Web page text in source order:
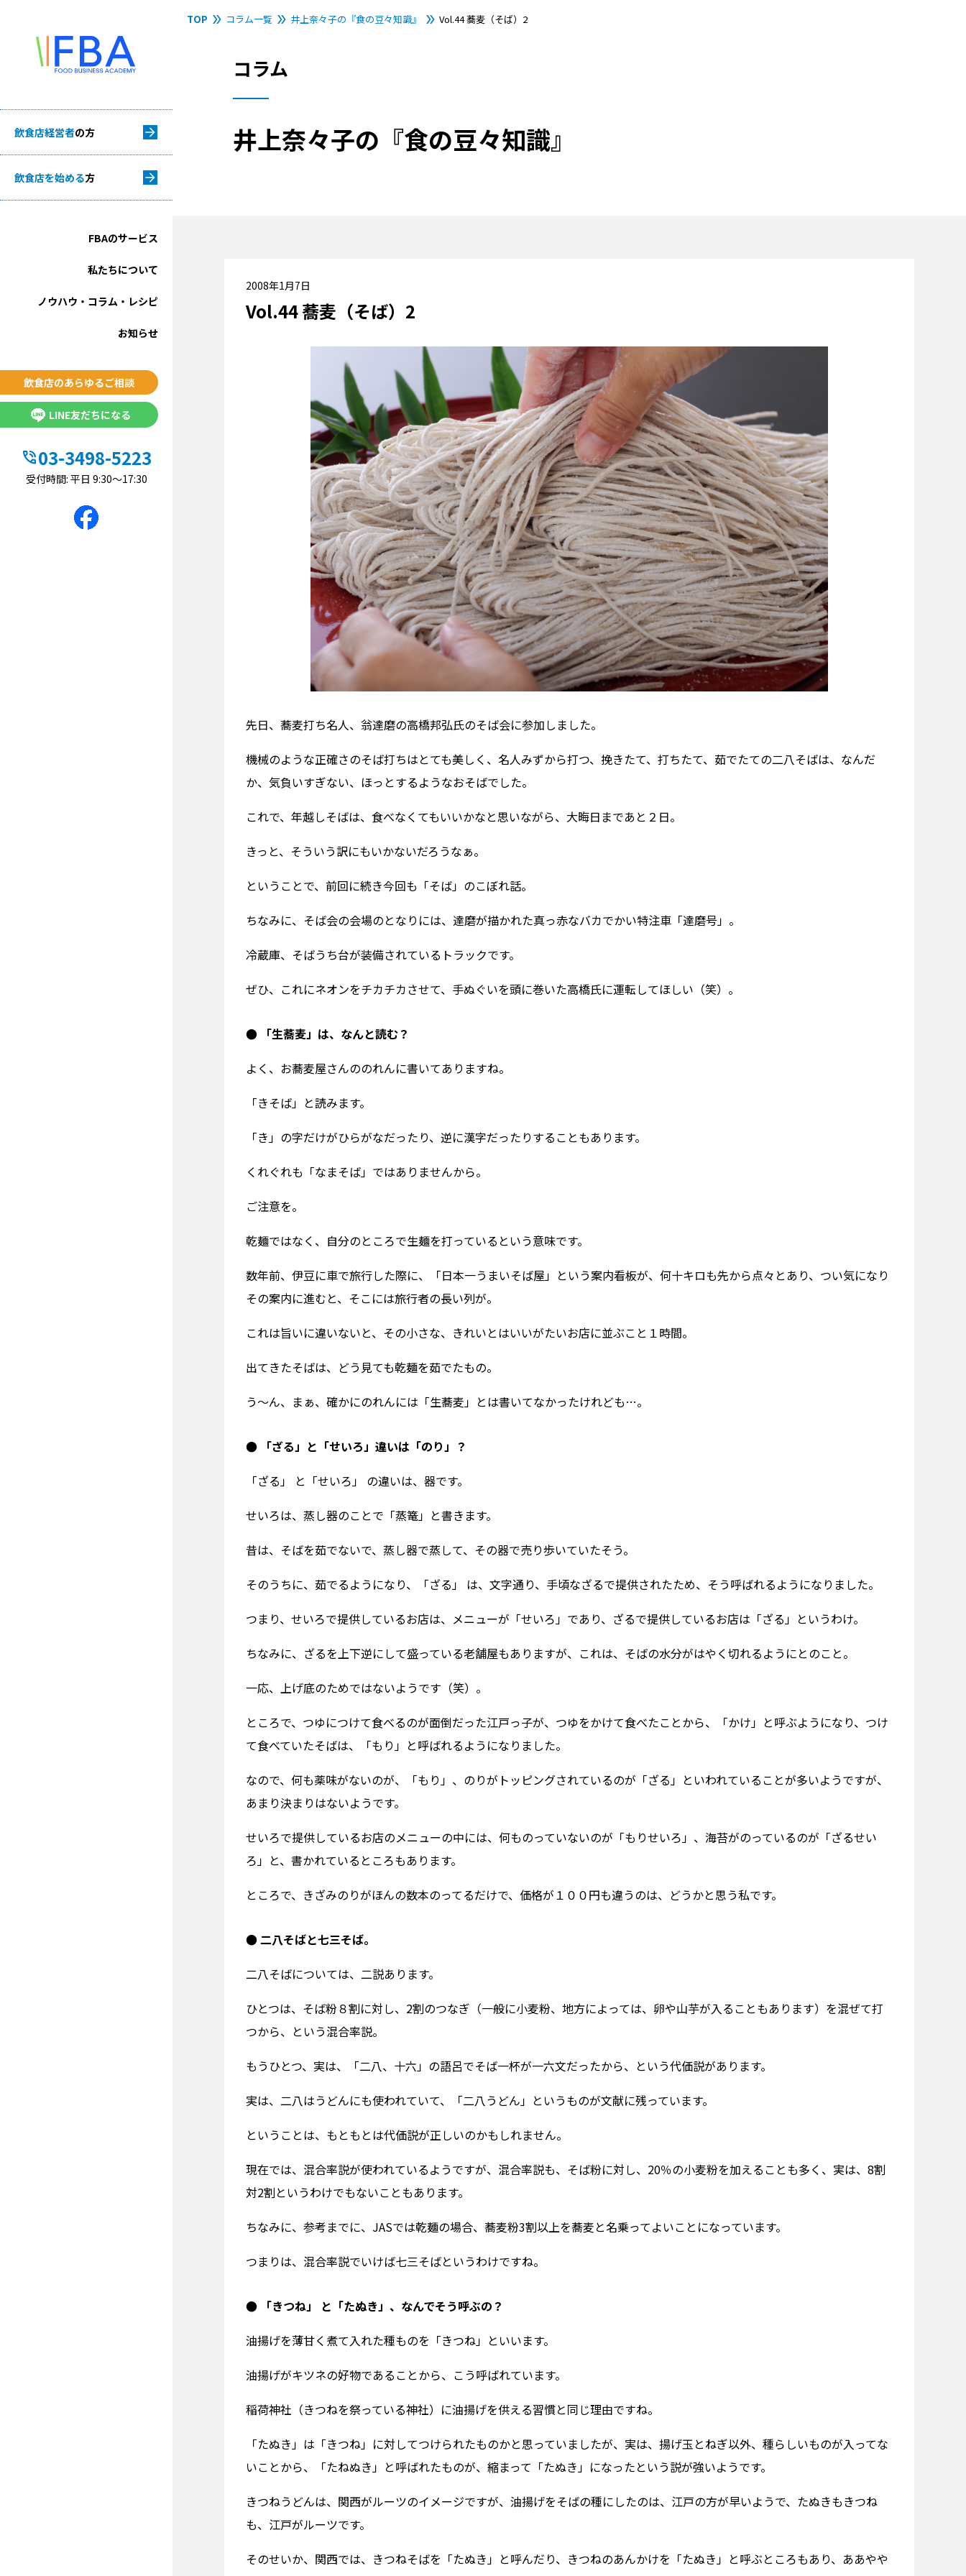
飲食店経営者の方
飲食店を始める方
FBAのサービス
私たちについて
ノウハウ・コラム・レシピ
お知らせ
飲食店のあらゆるご相談
LINE友だちになる
phone_in_talk03-3498-5223
受付時間: 平日 9:30〜17:30
TOP コラム一覧 井上奈々子の『食の豆々知識』 Vol.44 蕎麦（そば）2
コラム
井上奈々子の『食の豆々知識』
2008年1月7日
Vol.44 蕎麦（そば）2
先日、蕎麦打ち名人、翁達磨の高橋邦弘氏のそば会に参加しました。
機械のような正確さのそば打ちはとても美しく、名人みずから打つ、挽きたて、打ちたて、茹でたての二八そばは、なんだ
か、気負いすぎない、ほっとするようなおそばでした。
これで、年越しそばは、食べなくてもいいかなと思いながら、大晦日まであと２日。
きっと、そういう訳にもいかないだろうなぁ。
ということで、前回に続き今回も「そば」のこぼれ話。
ちなみに、そば会の会場のとなりには、達磨が描かれた真っ赤なバカでかい特注車「達磨号」。
冷蔵庫、そばうち台が装備されているトラックです。
ぜひ、これにネオンをチカチカさせて、手ぬぐいを頭に巻いた高橋氏に運転してほしい（笑）。
● 「生蕎麦」は、なんと読む？
よく、お蕎麦屋さんののれんに書いてありますね。
「きそば」と読みます。
「き」の字だけがひらがなだったり、逆に漢字だったりすることもあります。
くれぐれも「なまそば」ではありませんから。
ご注意を。
乾麺ではなく、自分のところで生麺を打っているという意味です。
数年前、伊豆に車で旅行した際に、「日本一うまいそば屋」という案内看板が、何十キロも先から点々とあり、つい気になり
その案内に進むと、そこには旅行者の長い列が。
これは旨いに違いないと、その小さな、きれいとはいいがたいお店に並ぶこと１時間。
出てきたそばは、どう見ても乾麺を茹でたもの。
う～ん、まぁ、確かにのれんには「生蕎麦」とは書いてなかったけれども…。
● 「ざる」と「せいろ」違いは「のり」？
「ざる」 と「せいろ」 の違いは、器です。
せいろは、蒸し器のことで「蒸篭」と書きます。
昔は、そばを茹でないで、蒸し器で蒸して、その器で売り歩いていたそう。
そのうちに、茹でるようになり、「ざる」 は、文字通り、手頃なざるで提供されたため、そう呼ばれるようになりました。
つまり、せいろで提供しているお店は、メニューが「せいろ」であり、ざるで提供しているお店は「ざる」というわけ。
ちなみに、ざるを上下逆にして盛っている老舗屋もありますが、これは、そばの水分がはやく切れるようにとのこと。
一応、上げ底のためではないようです（笑）。
ところで、つゆにつけて食べるのが面倒だった江戸っ子が、つゆをかけて食べたことから、「かけ」と呼ぶようになり、つけ
て食べていたそばは、「もり」と呼ばれるようになりました。
なので、何も薬味がないのが、「もり」、のりがトッピングされているのが「ざる」といわれていることが多いようですが、
あまり決まりはないようです。
せいろで提供しているお店のメニューの中には、何ものっていないのが「もりせいろ」、海苔がのっているのが「ざるせい
ろ」と、書かれているところもあります。
ところで、きざみのりがほんの数本のってるだけで、価格が１００円も違うのは、どうかと思う私です。
● 二八そばと七三そば。
二八そばについては、二説あります。
ひとつは、そば粉８割に対し、2割のつなぎ（一般に小麦粉、地方によっては、卵や山芋が入ることもあります）を混ぜて打
つから、という混合率説。
もうひとつ、実は、「二八、十六」の語呂でそば一杯が一六文だったから、という代価説があります。
実は、二八はうどんにも使われていて、「二八うどん」というものが文献に残っています。
ということは、もともとは代価説が正しいのかもしれません。
現在では、混合率説が使われているようですが、混合率説も、そば粉に対し、20％の小麦粉を加えることも多く、実は、8割
対2割というわけでもないこともあります。
ちなみに、参考までに、JASでは乾麺の場合、蕎麦粉3割以上を蕎麦と名乗ってよいことになっています。
つまりは、混合率説でいけば七三そばというわけですね。
● 「きつね」 と「たぬき」、なんでそう呼ぶの？
油揚げを薄甘く煮て入れた種ものを「きつね」といいます。
油揚げがキツネの好物であることから、こう呼ばれています。
稲荷神社（きつねを祭っている神社）に油揚げを供える習慣と同じ理由ですね。
「たぬき」は「きつね」に対してつけられたものかと思っていましたが、実は、揚げ玉とねぎ以外、種らしいものが入ってな
いことから、「たねぬき」と呼ばれたものが、縮まって「たぬき」になったという説が強いようです。
きつねうどんは、関西がルーツのイメージですが、油揚げをそばの種にしたのは、江戸の方が早いようで、たぬきもきつね
も、江戸がルーツです。
そのせいか、関西では、きつねそばを「たぬき」と呼んだり、きつねのあんかけを「たぬき」と呼ぶところもあり、ああやや